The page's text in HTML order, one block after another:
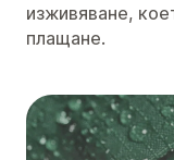
изживяване,
плащане.